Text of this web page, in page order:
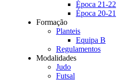
Época 21-22
Época 20-21
Formação
Planteis
Equipa B
Regulamentos
Modalidades
Judo
Futsal